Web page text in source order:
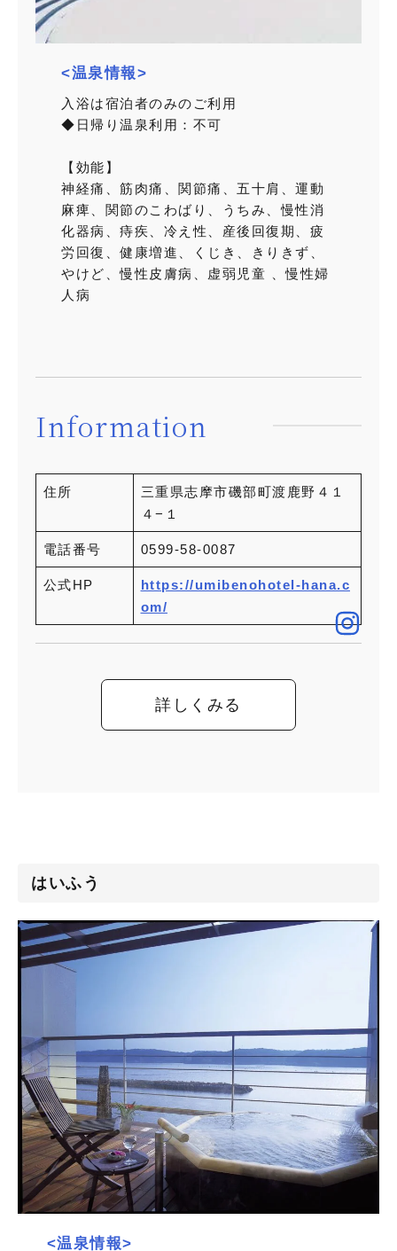
<温泉情報>
入浴は宿泊者のみのご利用
◆日帰り温泉利用：不可
【効能】
神経痛、筋肉痛、関節痛、五十肩、運動
麻痺、関節のこわばり、うちみ、慢性消
化器病、痔疾、冷え性、産後回復期、疲
労回復、健康増進、くじき、きりきず、
やけど、慢性皮膚病、虚弱児童 、慢性婦
人病
Information
住所
三重県志摩市磯部町渡鹿野４１
４−１
電話番号 0599-58-0087
公式HP
https://umibenohotel-hana.c
om/
詳しくみる
はいふう
<温泉情報>